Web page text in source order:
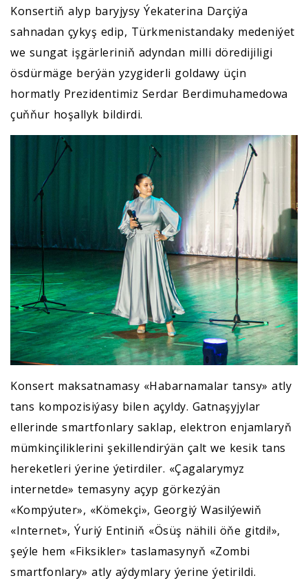
Konsertiň alyp baryjysy Ýekaterina Darçiýa
sahnadan çykyş edip, Türkmenistandaky medeniýet
we sungat işgärleriniň adyndan milli döredijiligi
ösdürmäge berýän yzygiderli goldawy üçin
hormatly Prezidentimiz Serdar Berdimuhamedowa
çuňňur hoşallyk bildirdi.
Konsert maksatnamasy «Habarnamalar tansy» atly
tans kompozisiýasy bilen açyldy. Gatnaşyjylar
ellerinde smartfonlary saklap, elektron enjamlaryň
mümkinçiliklerini şekillendirýän çalt we kesik tans
hereketleri ýerine ýetirdiler. «Çagalarymyz
internetde» temasyny açyp görkezýän
«Kompýuter», «Kömekçi», Georgiý Wasilýewiň
«Internet», Ýuriý Entiniň «Ösüş nähili öňe gitdi!»,
şeýle hem «Fiksikler» taslamasynyň «Zombi
smartfonlary» atly aýdymlary ýerine ýetirildi.